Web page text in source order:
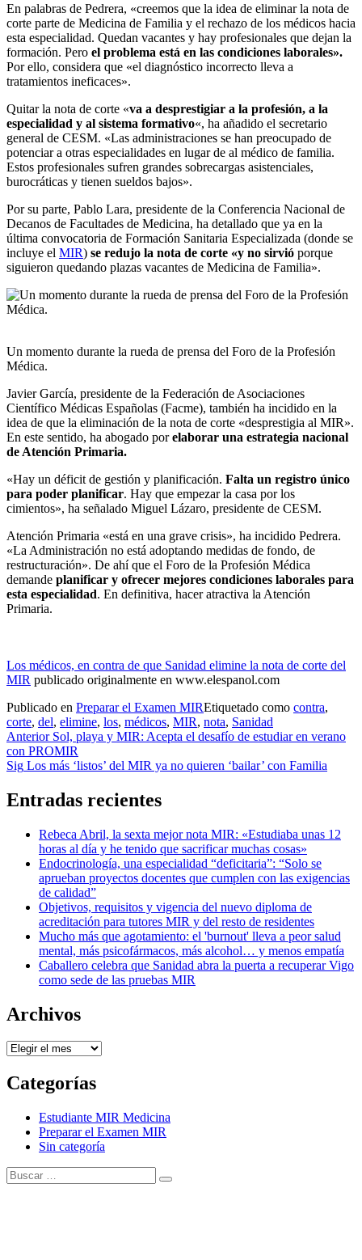
En palabras de Pedrera, «creemos que la idea de eliminar la nota de
corte parte de Medicina de Familia y el rechazo de los médicos hacia
esta especialidad. Quedan vacantes y hay profesionales que dejan la
formación. Pero el problema está en las condiciones laborales».
Por ello, considera que «el diagnóstico incorrecto lleva a
tratamientos ineficaces».
Quitar la nota de corte «va a desprestigiar a la profesión, a la
especialidad y al sistema formativo«, ha añadido el secretario
general de CESM. «Las administraciones se han preocupado de
potenciar a otras especialidades en lugar de al médico de familia.
Estos profesionales sufren grandes sobrecargas asistenciales,
burocráticas y tienen sueldos bajos».
Por su parte, Pablo Lara, presidente de la Conferencia Nacional de
Decanos de Facultades de Medicina, ha detallado que ya en la
última convocatoria de Formación Sanitaria Especializada (donde se
incluye el MIR) se redujo la nota de corte «y no sirvió porque
siguieron quedando plazas vacantes de Medicina de Familia».
Un momento durante la rueda de prensa del Foro de la Profesión
Médica.
Javier García, presidente de la Federación de Asociaciones
Científico Médicas Españolas (Facme), también ha incidido en la
idea de que la eliminación de la nota de corte «desprestigia al MIR».
En este sentido, ha abogado porelaborar una estrategia nacional
de Atención Primaria.
«Hay un déficit de gestión y planificación. Falta un registro único
para poder planificar. Hay que empezar la casa por los
cimientos», ha señalado Miguel Lázaro, presidente de CESM.
Atención Primaria «está en una grave crisis», ha incidido Pedrera.
«La Administración no está adoptando medidas de fondo, de
restructuración». De ahí que el Foro de la Profesión Médica
demande planificar y ofrecer mejores condiciones laborales para
esta especialidad. En definitiva, hacer atractiva la Atención
Primaria.
Los médicos, en contra de que Sanidad elimine la nota de corte del
MIR publicado originalmente en www.elespanol.com
Publicado en Preparar el Examen MIREtiquetado como contra,
corte, del, elimine, los, médicos, MIR, nota, Sanidad
Navegación
de
Anterior Sol, playa y MIR: Acepta el desafío de estudiar en verano
con PROMIR
Sig Los más ‘listos’ del MIR ya no quieren ‘bailar’ con Familia
Entradas recientes
Rebeca Abril, la sexta mejor nota MIR: «Estudiaba unas 12
horas al día y he tenido que sacrificar muchas cosas»
Endocrinología, una especialidad “deficitaria”: “Solo se
aprueban proyectos docentes que cumplen con las exigencias
de calidad”
Objetivos, requisitos y vigencia del nuevo diploma de
acreditación para tutores MIR y del resto de residentes
Mucho más que agotamiento: el 'burnout' lleva a peor salud
mental, más psicofármacos, más alcohol… y menos empatía
Caballero celebra que Sanidad abra la puerta a recuperar Vigo
como sede de las pruebas MIR
Archivos
Archivos
Categorías
Estudiante MIR Medicina
Preparar el Examen MIR
Sin categoría
Buscar:
Buscar